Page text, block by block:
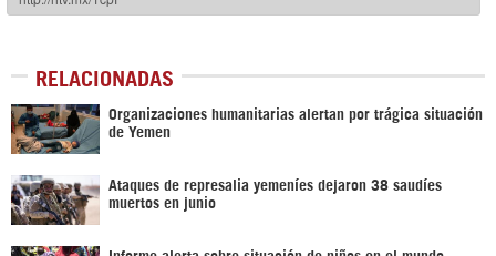
RELACIONADAS
Organizaciones humanitarias alertan por trágica situación
de Yemen
Ataques de represalia yemeníes dejaron 38 saudíes
muertos en junio
Informe alerta sobre situación de niños en el mundo